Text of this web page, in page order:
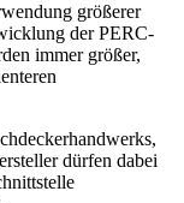
größerer
der PERC-
immer größer,
dürfen dabei